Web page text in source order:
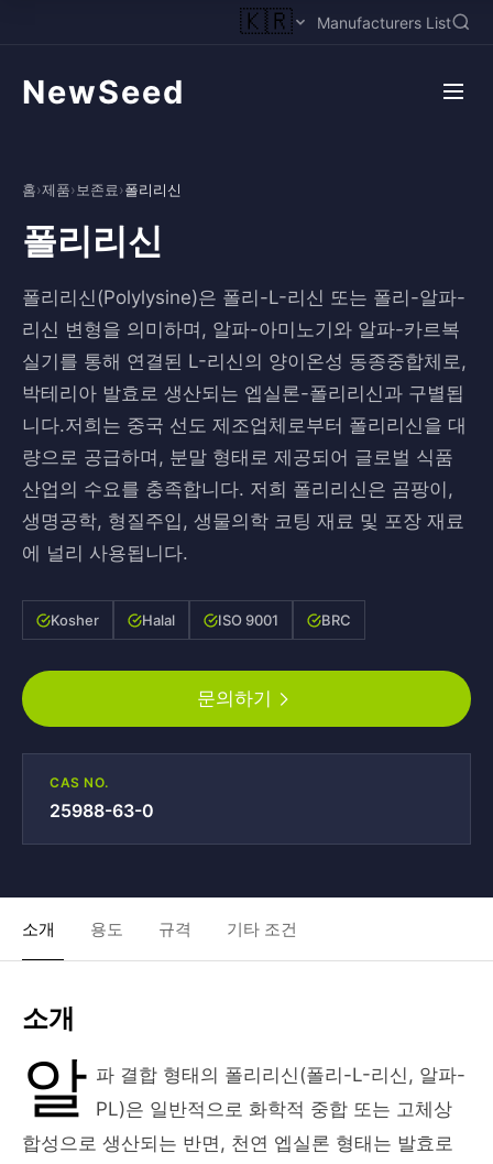
🇰🇷 Manufacturers List
NewSeed
홈›제품›보존료›폴리리신
폴리리신
폴리리신(Polylysine)은 폴리-L-리신 또는 폴리-알파-
리신 변형을 의미하며, 알파-아미노기와 알파-카르복
실기를 통해 연결된 L-리신의 양이온성 동종중합체로,
박테리아 발효로 생산되는 엡실론-폴리리신과 구별됩
니다.저희는 중국 선도 제조업체로부터 폴리리신을 대
량으로 공급하며, 분말 형태로 제공되어 글로벌 식품
산업의 수요를 충족합니다. 저희 폴리리신은 곰팡이,
생명공학, 형질주입, 생물의학 코팅 재료 및 포장 재료
에 널리 사용됩니다.
Kosher Halal ISO 9001 BRC
문의하기
CAS NO.
25988-63-0
소개 용도 규격 기타 조건
소개
알 파 결합 형태의 폴리리신(폴리-L-리신, 알파-
PL)은 일반적으로 화학적 중합 또는 고체상
합성으로 생산되는 반면, 천연 엡실론 형태는 발효로